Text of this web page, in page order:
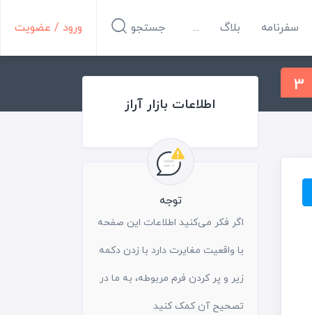
سفرنامه بلاگ ... ورود / عضویت جستجو
3
اطلاعات بازار آراز
توجه
اگر فکر می‌کنید اطلاعات این صفحه
با واقعیت مغایرت دارد با زدن دکمه
زیر و پر کردن فرم مربوطه، به ما در
تصحیح آن کمک کنید